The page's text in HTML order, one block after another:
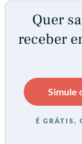
Quer
receber
Simule
É GRÁTIS,